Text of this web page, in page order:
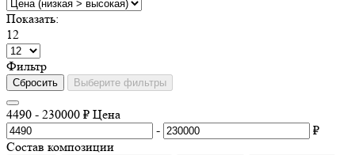
Показать:
12
Фильтp
Сбросить Выберите фильтры
4490 - 230000 ₽ Цена
-
₽
Состав композиции